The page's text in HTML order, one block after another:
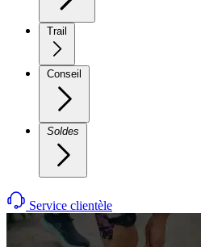
Trail
Conseil
Soldes
Service clientèle